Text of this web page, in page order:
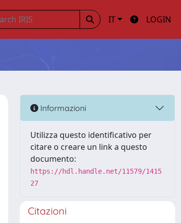
IT LOGIN
Informazioni
Utilizza questo identificativo per
citare o creare un link a questo
documento:
https://hdl.handle.net/11579/1415
27
Citazioni